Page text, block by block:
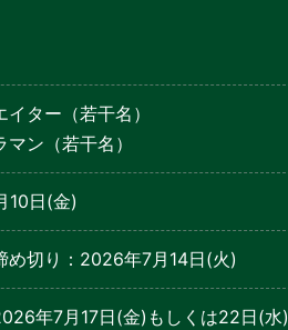
ター（若干名）
ン（若干名）
10日(金)
め切り：2026年7月14日(火)
年7月17日(金)もしくは22日(水)